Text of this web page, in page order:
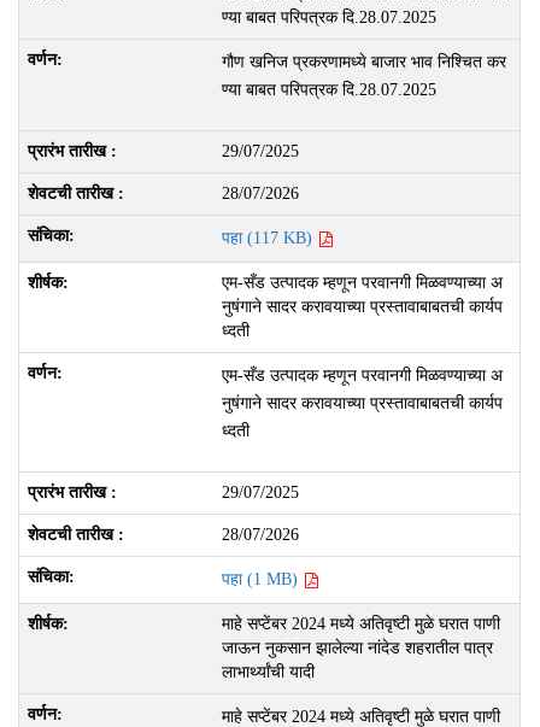
ण्‍या बाबत परिपत्रक दि.28.07.2025
गौण खनिज प्रकरणामध्‍ये बाजार भाव निश्चित कर
ण्‍या बाबत परिपत्रक दि.28.07.2025
29/07/2025
28/07/2026
पहा (117 KB)
एम-सँड उत्पादक म्हणून परवानगी मिळवण्‍याच्‍या अ
नुषंगाने सादर करावयाच्‍या प्रस्‍तावाबाबतची कार्यप
ध्‍दती
एम-सँड उत्पादक म्हणून परवानगी मिळवण्‍याच्‍या अ
नुषंगाने सादर करावयाच्‍या प्रस्‍तावाबाबतची कार्यप
ध्‍दती
29/07/2025
28/07/2026
पहा (1 MB)
माहे सप्टेंबर 2024 मध्ये अतिवृष्टी मुळे घरात पाणी
जाऊन नुकसान झालेल्या नांदेड शहरातील पात्र
लाभार्थ्यांची यादी
माहे सप्टेंबर 2024 मध्ये अतिवृष्टी मुळे घरात पाणी